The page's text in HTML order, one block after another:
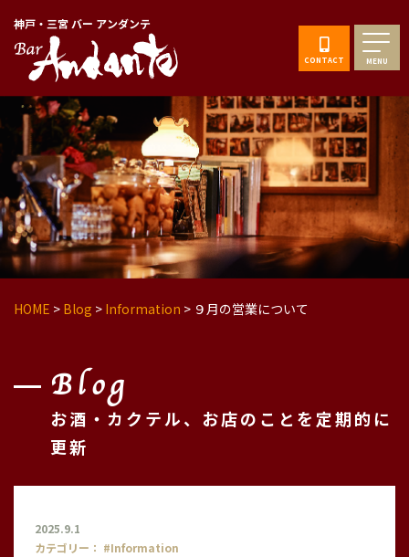
神戸・三宮 バー アンダンテ
CONTACT MENU
HOME > Blog > Information > ９月の営業について
Blog
お酒・カクテル、お店のことを定期的に
更新
2025.9.1
カテゴリー： #Information